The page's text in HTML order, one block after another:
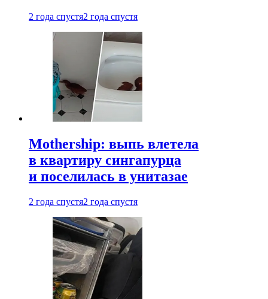
2 года спустя2 года спустя
Mothership: выпь влетела
в квартиру сингапурца
и поселилась в унитазае
2 года спустя2 года спустя